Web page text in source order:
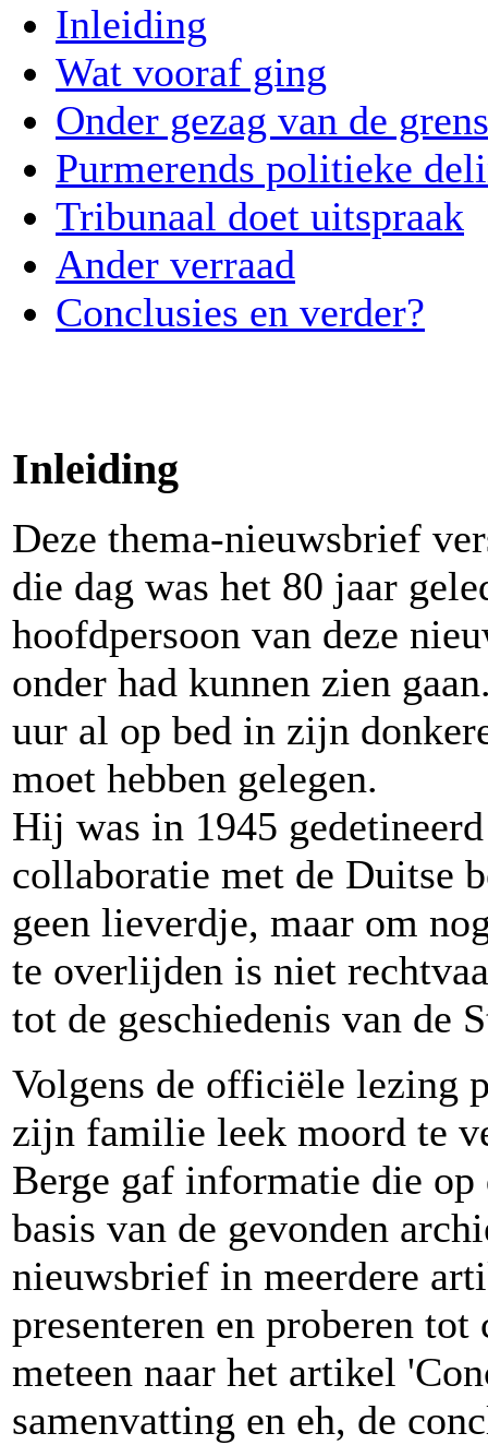
Inleiding
Wat vooraf ging
Onder gezag van de
Purmerends politieke
Tribunaal doet uitspraak
Ander verraad
Conclusies en verder?
Inleiding
Deze thema-nieuwsbrief
die dag was het 80 jaar
hoofdpersoon van deze
onder had kunnen zien
uur al op bed in zijn
moet hebben gelegen.
Hij was in 1945
collaboratie met de Duitse
geen lieverdje, maar om
te overlijden is niet
tot de geschiedenis van de
Volgens de officiële lezing
zijn familie leek moord te
Berge gaf informatie die
basis van de gevonden
nieuwsbrief in meerdere
presenteren en proberen
meteen naar het artikel
samenvatting en eh, de